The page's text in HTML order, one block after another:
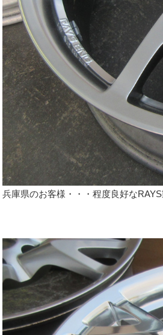
兵庫県のお客様・・・程度良好な